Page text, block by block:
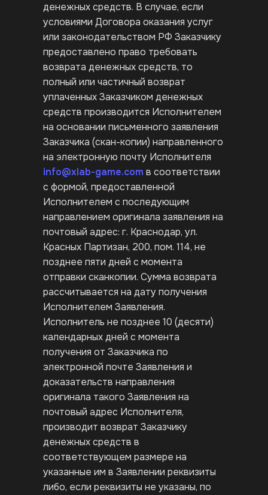
денежных средств. В случае, если
условиями Договора оказания услуг
или законодательством РФ Заказчику
предоставлено право требовать
возврата денежных средств, то
полный или частичный возврат
уплаченных Заказчиком денежных
средств производится Исполнителем
на основании письменного заявления
Заказчика (скан-копии) направленного
на электронную почту Исполнителя
info@xlab-game.com в соответствии
с формой, предоставленной
Исполнителем с последующим
направлением оригинала заявления на
почтовый адрес: г. Краснодар, ул.
Красных Партизан, 200, пом. 114, не
позднее пяти дней с момента
отправки сканкопии. Сумма возврата
рассчитывается на дату получения
Исполнителем Заявления.
Исполнитель не позднее 10 (десяти)
календарных дней с момента
получения от Заказчика по
электронной почте Заявления и
доказательств направления
оригинала такого Заявления на
почтовый адрес Исполнителя,
производит возврат Заказчику
денежных средств в
соответствующем размере на
указанные им в Заявлении реквизиты
либо, если реквизиты не указаны, по